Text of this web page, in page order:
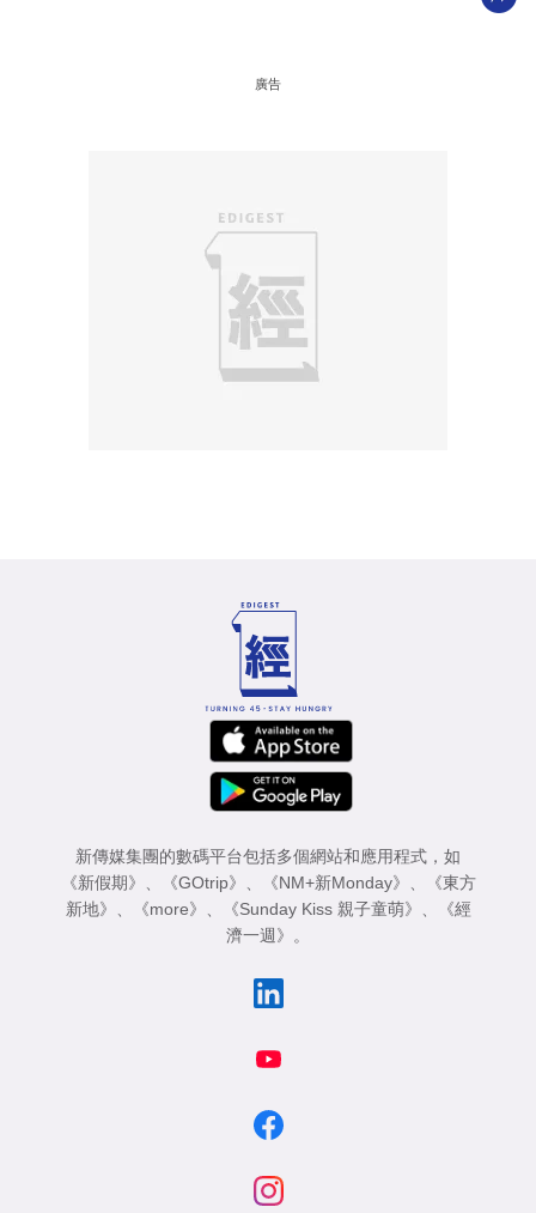
廣告
新傳媒集團的數碼平台包括多個網站和應用程式，如
《新假期》 、 《GOtrip》 、 《NM+新Monday》 、
《東方
新地》 、 《more》 、 《Sunday Kiss 親子童萌》 、
《經
濟一週》 。